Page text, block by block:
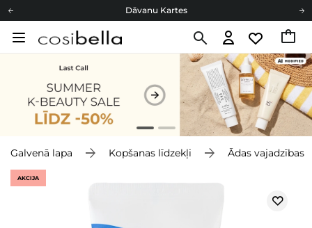
Dāvanu Kartes
Cosibella lojalitātes programma
Galvenā lapa Kopšanas līdzekļi Ādas vajadzības
AKCIJA